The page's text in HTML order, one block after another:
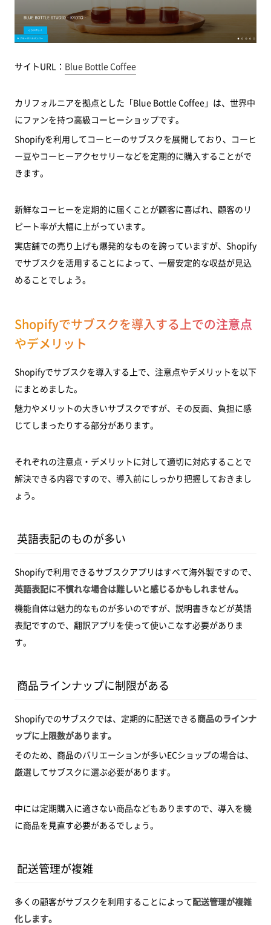
サイトURL： Blue Bottle Coffee
カリフォルニアを拠点とした「Blue Bottle Coffee」は、世界中
にファンを持つ高級コーヒーショップです。
Shopifyを利用してコーヒーのサブスクを展開しており、コーヒ
ー豆やコーヒーアクセサリーなどを定期的に購入することがで
きます。
新鮮なコーヒーを定期的に届くことが顧客に喜ばれ、顧客のリ
ピート率が大幅に上がっています。
実店舗での売り上げも爆発的なものを誇っていますが、Shopify
でサブスクを活用することによって、一層安定的な収益が見込
めることでしょう。
Shopifyでサブスクを導入する上での注意点
やデメリット
Shopifyでサブスクを導入する上で、注意点やデメリットを以下
にまとめました。
魅力やメリットの大きいサブスクですが、その反面、負担に感
じてしまったりする部分があります。
それぞれの注意点・デメリットに対して適切に対応することで
解決できる内容ですので、導入前にしっかり把握しておきまし
ょう。
英語表記のものが多い
Shopifyで利用できるサブスクアプリはすべて海外製ですので、
英語表記に不慣れな場合は難しいと感じるかもしれません。
機能自体は魅力的なものが多いのですが、説明書きなどが英語
表記ですので、翻訳アプリを使って使いこなす必要がありま
す。
商品ラインナップに制限がある
Shopifyでのサブスクでは、定期的に配送できる商品のラインナ
ップに上限数があります。
そのため、商品のバリエーションが多いECショップの場合は、
厳選してサブスクに選ぶ必要があります。
中には定期購入に適さない商品などもありますので、導入を機
に商品を見直す必要があるでしょう。
配送管理が複雑
多くの顧客がサブスクを利用することによって配送管理が複雑
化します。